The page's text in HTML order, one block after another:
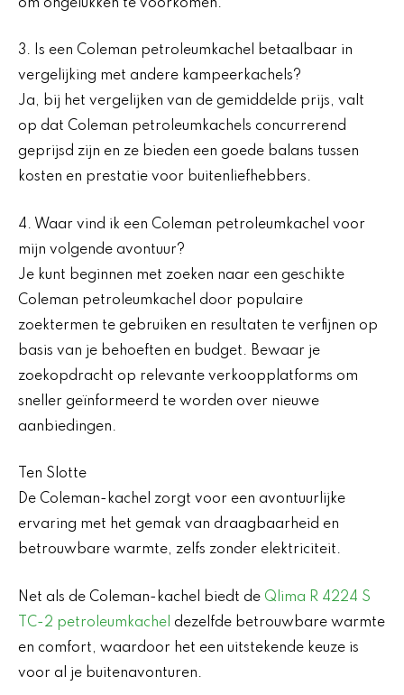
om ongelukken te voorkomen.
3. Is een Coleman petroleumkachel betaalbaar in
vergelijking met andere kampeerkachels?
Ja, bij het vergelijken van de gemiddelde prijs, valt
op dat Coleman petroleumkachels concurrerend
geprijsd zijn en ze bieden een goede balans tussen
kosten en prestatie voor buitenliefhebbers.
4. Waar vind ik een Coleman petroleumkachel voor
mijn volgende avontuur?
Je kunt beginnen met zoeken naar een geschikte
Coleman petroleumkachel door populaire
zoektermen te gebruiken en resultaten te verfijnen op
basis van je behoeften en budget. Bewaar je
zoekopdracht op relevante verkoopplatforms om
sneller geïnformeerd te worden over nieuwe
aanbiedingen.
Ten Slotte
De Coleman-kachel zorgt voor een avontuurlijke
ervaring met het gemak van draagbaarheid en
betrouwbare warmte, zelfs zonder elektriciteit.
Net als de Coleman-kachel biedt de Qlima R 4224 S
TC-2 petroleumkachel dezelfde betrouwbare warmte
en comfort, waardoor het een uitstekende keuze is
voor al je buitenavonturen.